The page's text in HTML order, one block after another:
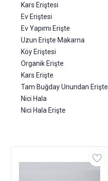
Kars Eriştesi
Ev Eriştesi
Ev Yapımı Erişte
Uzun Erişte Makarna
Köy Eriştesi
Organik Erişte
Kars Erişte
Tam Buğday Unundan Erişte
Nici Hala
Nici Hala Erişte